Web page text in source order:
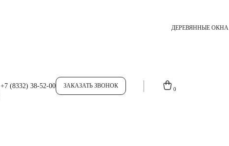
ДЕРЕВЯННЫЕ ОКНА
+7 (8332) 38-52-00 ЗАКАЗАТЬ ЗВОНОК 0